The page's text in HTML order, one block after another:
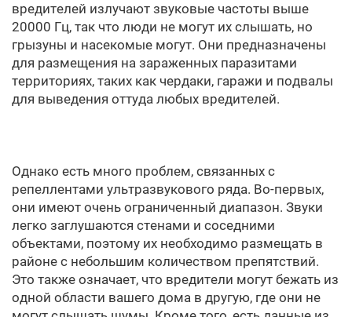
вредителей излучают звуковые частоты выше
20000 Гц, так что люди не могут их слышать, но
грызуны и насекомые могут. Они предназначены
для размещения на зараженных паразитами
территориях, таких как чердаки, гаражи и подвалы
для выведения оттуда любых вредителей.
Однако есть много проблем, связанных с
репеллентами ультразвукового ряда. Во-первых,
они имеют очень ограниченный диапазон. Звуки
легко заглушаются стенами и соседними
объектами, поэтому их необходимо размещать в
районе с небольшим количеством препятствий.
Это также означает, что вредители могут бежать из
одной области вашего дома в другую, где они не